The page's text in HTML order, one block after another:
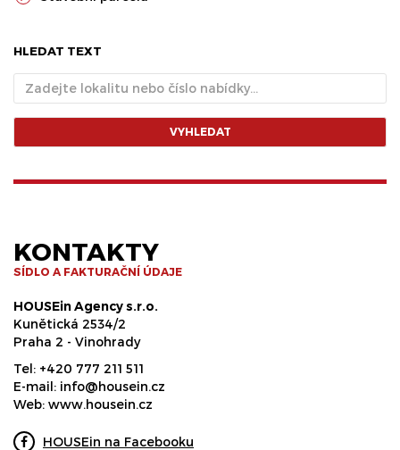
HLEDAT TEXT
VYHLEDAT
KONTAKTY
SÍDLO A FAKTURAČNÍ ÚDAJE
HOUSEin Agency s.r.o.
Kunětická 2534/2
Praha 2 - Vinohrady
Tel: +420 777 211 511
E-mail: info@housein.cz
Web: www.housein.cz
HOUSEin na Facebooku